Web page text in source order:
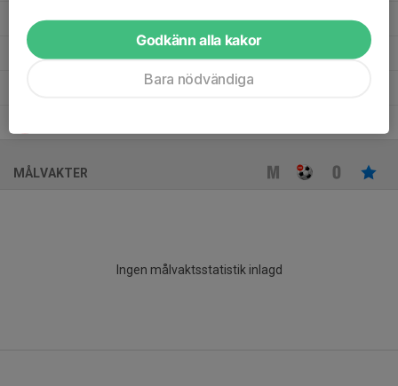
Arvid Hermansson 2 0 0 0
0
Anton Nygren 2
MÅLVAKTER
Ingen målvaktsstatistik inlagd
Godkänn alla kakor
Bara nödvändiga